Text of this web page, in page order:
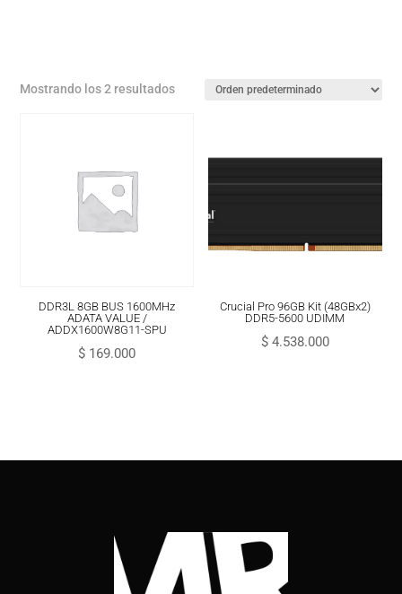
Mostrando los 2 resultados
DDR3L 8GB BUS 1600MHz
ADATA VALUE /
ADDX1600W8G11-SPU
$ 169.000
Crucial Pro 96GB Kit (48GBx2)
DDR5-5600 UDIMM
$4.538.000